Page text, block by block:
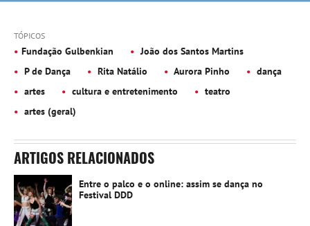
TÓPICOS
Fundação Gulbenkian
João dos Santos Martins
P de Dança
Rita Natálio Aurora Pinho
dança
artes
cultura e entretenimento
teatro
artes (geral)
ARTIGOS RELACIONADOS
Entre o palco e o online: assim se dança no
Festival DDD